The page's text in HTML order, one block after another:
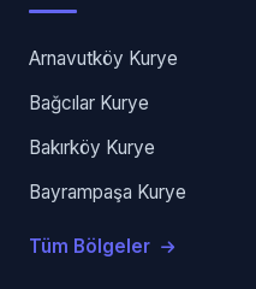
Arnavutköy Kurye
Bağcılar Kurye
Bakırköy Kurye
Bayrampaşa Kurye
Tüm Bölgeler